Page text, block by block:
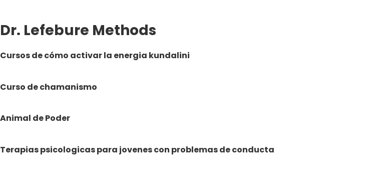
Dr. Lefebure Methods
Cursos de cómo activar la energia kundalini
Curso de chamanismo
Animal de Poder
Terapias psicologicas para jovenes con problemas de conducta